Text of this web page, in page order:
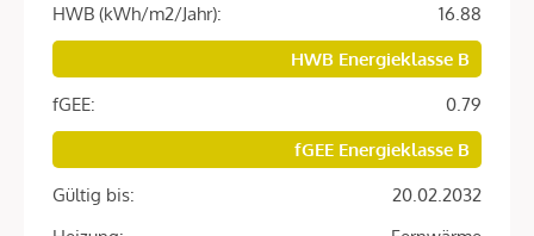
Wohnen auf Zeit. Der Betreiber übernimmt die Möblierung,
Serviced Apartments
HWB (kWh/m2/Jahr):
16.88
HWB Energieklasse B
fGEE:
0.79
fGEE Energieklasse B
Gültig bis:
20.02.2032